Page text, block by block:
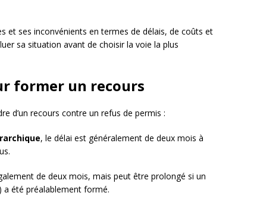
et ses inconvénients en termes de délais, de coûts et
sa situation avant de choisir la voie la plus
former un recours
d’un recours contre un refus de permis :
, le délai est généralement de deux mois à
de deux mois, mais peut être prolongé si un
a été préalablement formé.